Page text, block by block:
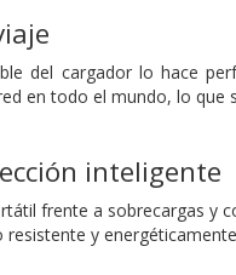
del cargador lo hace
en todo el mundo, lo que
inteligente
frente a sobrecargas y
y